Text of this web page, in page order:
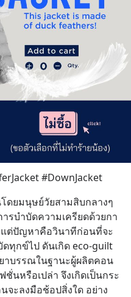
#DownJacket
ดยมนุษย์วัยสามสิบกลางๆ
รบำบัดความเครียดด้วยกา
ต่ปัญหาคือวินาทีก่อนที่จะ
ดทุกข์ไป ดันเกิด eco-guilt
าบรรณในฐานะผู้ผลิตคอน
นหรือเปล่า จึงเกิดเป็นกระ
จะลงมือช้อปสิ่งใด อย่าง